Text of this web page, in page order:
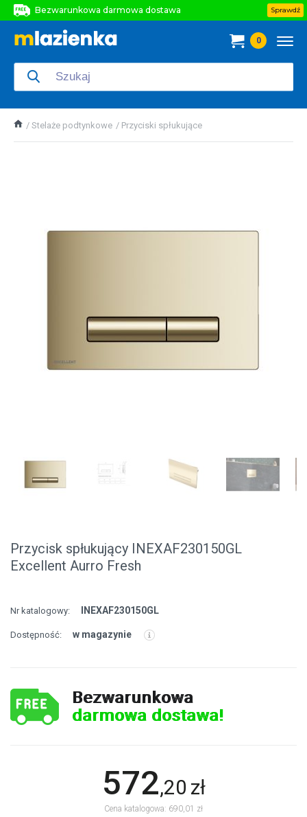
Bezwarunkowa darmowa dostawa
Bezwarunkowa darmowa dostawa
Sprawdź
0
Stelaże podtynkowe Przyciski spłukujące
Przycisk spłukujący INEXAF230150GL
Excellent Aurro Fresh
Nr katalogowy: INEXAF230150GL
Dostępność: w magazynie
Bezwarunkowa
darmowa dostawa!
572,20 zł
Cena katalogowa: 690,01 zł